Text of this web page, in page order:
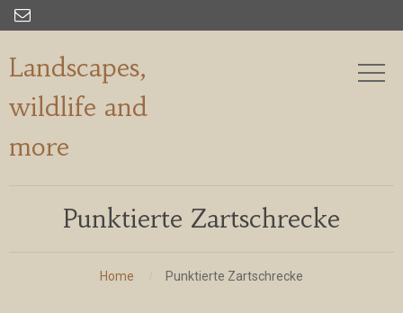

Landscapes,
wildlife and
more
Punktierte Zartschrecke
Home Punktierte Zartschrecke